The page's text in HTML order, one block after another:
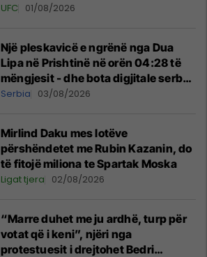
tribunat
UFC 01/08/2026
Një pleskavicë e ngrënë nga Dua
Lipa në Prishtinë në orën 04:28 të
mëngjesit - dhe bota digjitale serbe
shpall gjendjen e luftës
Serbia 03/08/2026
Mirlind Daku mes lotëve
përshëndetet me Rubin Kazanin, do
të fitojë miliona te Spartak Moska
Ligat tjera 02/08/2026
“Marre duhet me ju ardhë, turp për
votat që i keni”, njëri nga
protestuesit i drejtohet Bedri